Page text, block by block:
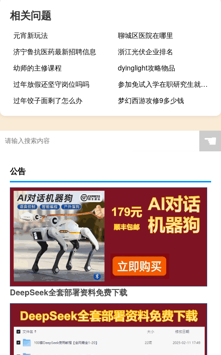
相关问题
元宵新玩法
聊城区医院在哪里
济宁鲁抗医药最新招聘信息
浙江光伏企业排名
幼师的主修课程
dyinglight攻略物品
过年放假还坚守岗位吗吗
参加免试入学在职研究生就能拿研究生硕士学位
过年饺子面剩了怎么办
梦幻西游攻修9多少钱
☚
公告
DeepSeek全套部署资料免费下载